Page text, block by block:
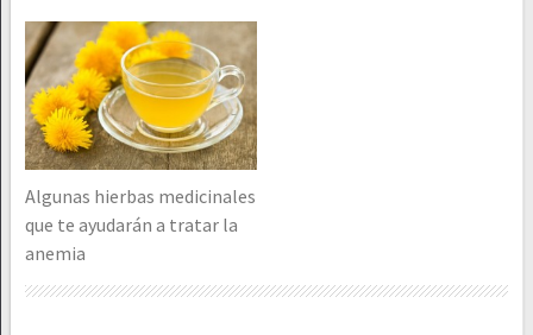
Algunas hierbas medicinales
que te ayudarán a tratar la
anemia